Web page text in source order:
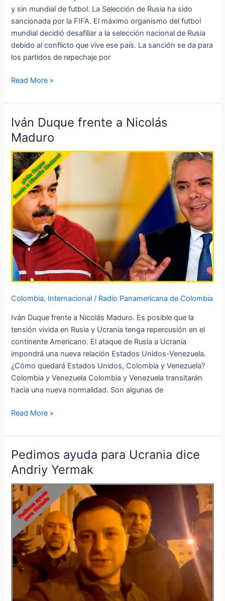
y sin mundial de futbol. La Selección de Rusia ha sido
sancionada por la FIFA. El máximo organismo del futbol
mundial decidió desafiliar a la selección nacional de Rusia
debido al conflicto que vive ese país. La sanción se da para
los partidos de repechaje por
Read More »
Iván Duque frente a Nicolás
Maduro
Colombia, Internacional / Radio Panamericana de Colombia
Iván Duque frente a Nicolás Maduro. Es posible que la
tensión vivida en Rusia y Ucrania tenga repercusión en el
continente Americano. El ataque de Rusia a Ucrania
impondrá una nueva relación Estados Unidos-Venezuela.
¿Cómo quedará Estados Unidos, Colombia y Venezuela?
Colombia y Venezuela Colombia y Venezuela transitarán
hacia una nueva normalidad. Son algunas de
Iván
Duque
frente
a
Nicolás
Maduro
Read More »
Pedimos ayuda para Ucrania dice
Andriy Yermak
Pedimos
ayuda
para
Ucrania
dice
Andriy
Yermak